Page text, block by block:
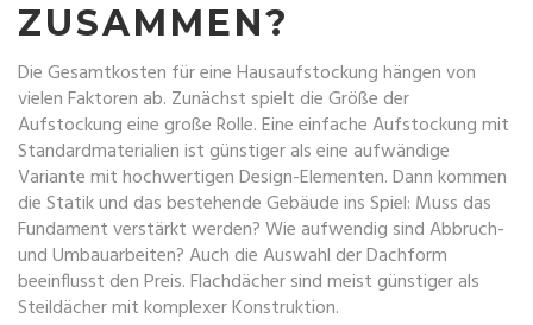
ZUSAMMEN?
Die Gesamtkosten für eine Hausaufstockung hängen von
vielen Faktoren ab. Zunächst spielt die Größe der
Aufstockung eine große Rolle. Eine einfache Aufstockung mit
Standardmaterialien ist günstiger als eine aufwändige
Variante mit hochwertigen Design-Elementen. Dann kommen
die Statik und das bestehende Gebäude ins Spiel: Muss das
Fundament verstärkt werden? Wie aufwendig sind Abbruch-
und Umbauarbeiten? Auch die Auswahl der Dachform
beeinflusst den Preis. Flachdächer sind meist günstiger als
Steildächer mit komplexer Konstruktion.